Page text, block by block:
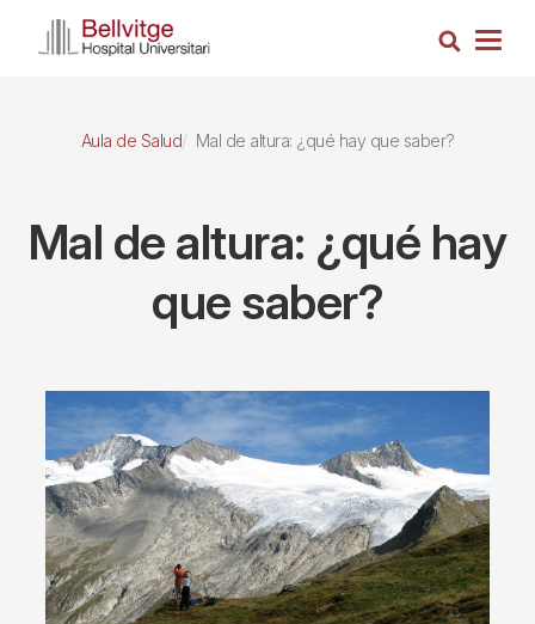
Busca
Aula de Salud Mal de altura: ¿qué hay que saber?
Mal de altura: ¿qué hay
que saber?
Imagen